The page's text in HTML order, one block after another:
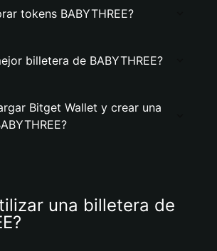
tokens BABYTHREE?
billetera de BABYTHREE?
Bitget Wallet y crear una
una billetera de